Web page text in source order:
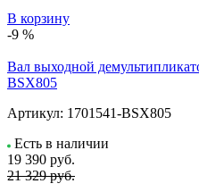
В корзину
-9 %
Вал выходной
BSX805
Артикул: 1701541-BSX805
Есть в наличии
19 390 руб.
21 329 руб.